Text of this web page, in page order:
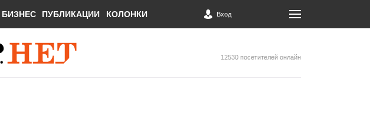
БИЗНЕС ПУБЛИКАЦИИ КОЛОНКИ Вход
12530 посетителей онлайн